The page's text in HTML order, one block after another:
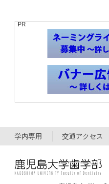
PR
学内専用 交通アクセス